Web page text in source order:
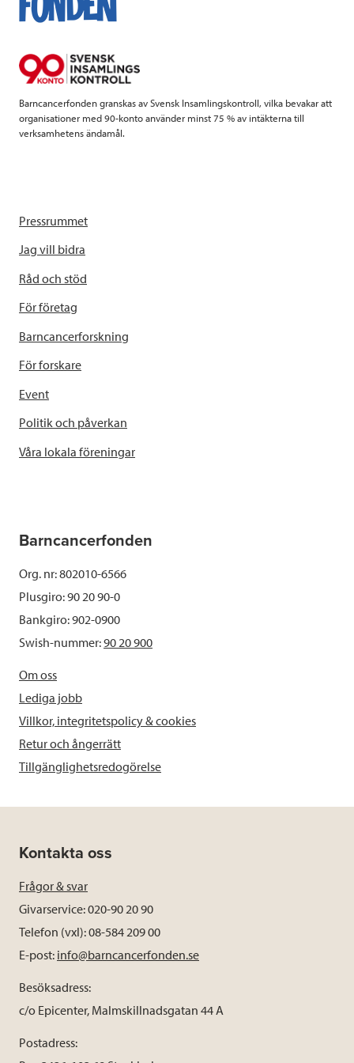
k
Barncancerfonden granskas av Svensk Insamlingskontroll, vilka bevakar att
organisationer med 90-konto använder minst 75 % av intäkterna till
verksamhetens ändamål.
Pressrummet
Jag vill bidra
Råd och stöd
För företag
Barncancerforskning
För forskare
Event
Politik och påverkan
Våra lokala föreningar
Barncancerfonden
Org. nr: 802010-6566
Plusgiro: 90 20 90-0
Bankgiro: 902-0900
Swish-nummer:90 20 900
Om oss
Lediga jobb
Villkor, integritetspolicy & cookies
Retur och ångerrätt
Tillgänglighetsredogörelse
Kontakta oss
Frågor & svar
Givarservice: 020-90 20 90
Telefon (vxl): 08-584 209 00
E-post: info@barncancerfonden.se
Besöksadress:
c/o Epicenter, Malmskillnadsgatan 44 A
Postadress: